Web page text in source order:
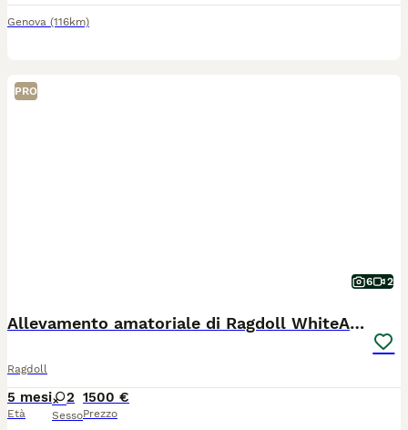
Genova (116km)
PRO
6 2
Allevamento amatoriale di Ragdoll WhiteAngels
Ragdoll
5 mesi
Età
2
Sesso
1500 €
Prezzo